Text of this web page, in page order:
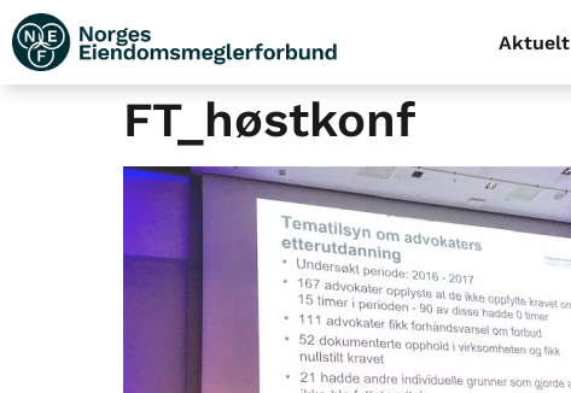
Aktuelt
FT_høstkonf